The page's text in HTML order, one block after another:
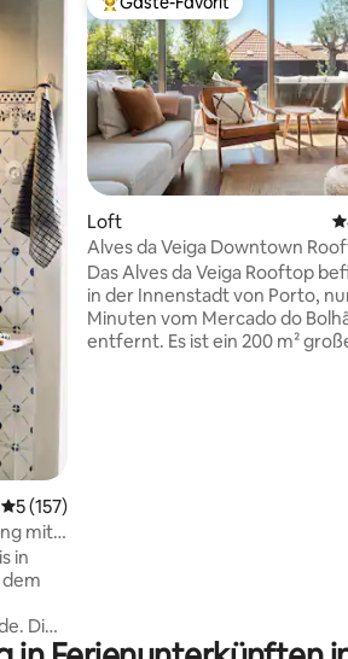
Durchschnittliche Bewertung: 5 von 5,
5 (157)
mit
in
Die
Beliebter Gäste-Favorit.
Loft
Alves da Veiga Downtown
Nuno & Family
Das Alves da Veiga Rooftop
in der Innenstadt von Porto,
Minuten vom Mercado do
entfernt. Es ist ein 200 m²